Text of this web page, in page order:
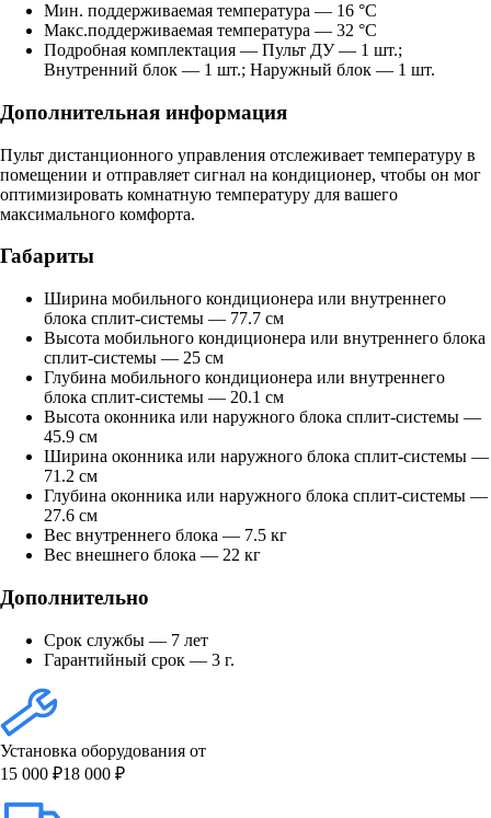
Мин. поддерживаемая температура — 16 °C
Макс.поддерживаемая температура — 32 °C
Подробная комплектация — Пульт ДУ — 1 шт.;
Внутренний блок — 1 шт.; Наружный блок — 1 шт.
Дополнительная информация
Пульт дистанционного управления отслеживает температуру в
помещении и отправляет сигнал на кондиционер, чтобы он мог
оптимизировать комнатную температуру для вашего
максимального комфорта.
Габариты
Ширина мобильного кондиционера или внутреннего
блока сплит-системы — 77.7 см
Высота мобильного кондиционера или внутреннего блока
сплит-системы — 25 см
Глубина мобильного кондиционера или внутреннего
блока сплит-системы — 20.1 см
Высота оконника или наружного блока сплит-системы —
45.9 см
Ширина оконника или наружного блока сплит-системы —
71.2 см
Глубина оконника или наружного блока сплит-системы —
27.6 см
Вес внутреннего блока — 7.5 кг
Вес внешнего блока — 22 кг
Дополнительно
Срок службы — 7 лет
Гарантийный срок — 3 г.
Установка оборудования от
15 000 ₽18 000 ₽